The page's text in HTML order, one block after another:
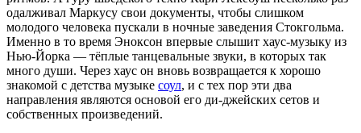
одалживал Маркусу свои документы, чтобы слишком
молодого человека пускали в ночные заведения Стокгольма.
Именно в то время Эноксон впервые слышит хаус-музыку из
Нью-Йорка — тёплые танцевальные звуки, в которых так
много души. Через хаус он вновь возвращается к хорошо
знакомой с детства музыке соул, и с тех пор эти два
направления являются основой его ди-джейских сетов и
собственных произведений.